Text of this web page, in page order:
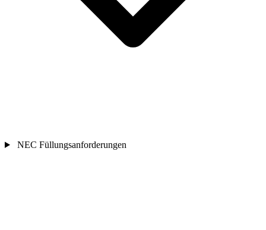
NEC Füllungsanforderungen